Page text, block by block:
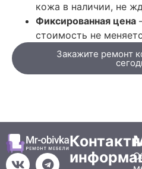
кожа в наличии, не
Фиксированная цена
стоимость не
Закажите ремонт